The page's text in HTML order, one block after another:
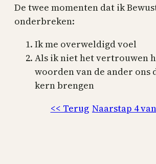
De twee momenten dat ik
onderbreken:
Ik me overweldigd voel
Als ik niet het vertrouwen
woorden van de ander ons
kern brengen
<< Terug Naarstap 4